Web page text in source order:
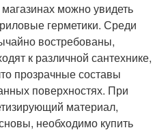
можно увидеть
герметики. Среди
востребованы,
к различной сантехнике,
прозрачные составы
поверхностях. При
материал,
необходимо купить